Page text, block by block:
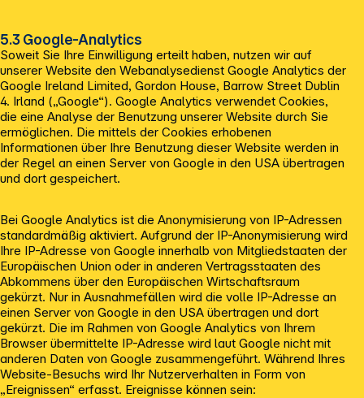
5.3 Google-Analytics
Soweit Sie Ihre Einwilligung erteilt haben, nutzen wir auf
unserer Website den Webanalysedienst Google Analytics der
Google Ireland Limited, Gordon House, Barrow Street Dublin
4. Irland („Google“). Google Analytics verwendet Cookies,
die eine Analyse der Benutzung unserer Website durch Sie
ermöglichen. Die mittels der Cookies erhobenen
Informationen über Ihre Benutzung dieser Website werden in
der Regel an einen Server von Google in den USA übertragen
und dort gespeichert.
Bei Google Analytics ist die Anonymisierung von IP-Adressen
standardmäßig aktiviert. Aufgrund der IP-Anonymisierung wird
Ihre IP-Adresse von Google innerhalb von Mitgliedstaaten der
Europäischen Union oder in anderen Vertragsstaaten des
Abkommens über den Europäischen Wirtschaftsraum
gekürzt. Nur in Ausnahmefällen wird die volle IP-Adresse an
einen Server von Google in den USA übertragen und dort
gekürzt. Die im Rahmen von Google Analytics von Ihrem
Browser übermittelte IP-Adresse wird laut Google nicht mit
anderen Daten von Google zusammengeführt. Während Ihres
Website-Besuchs wird Ihr Nutzerverhalten in Form von
„Ereignissen“ erfasst. Ereignisse können sein: